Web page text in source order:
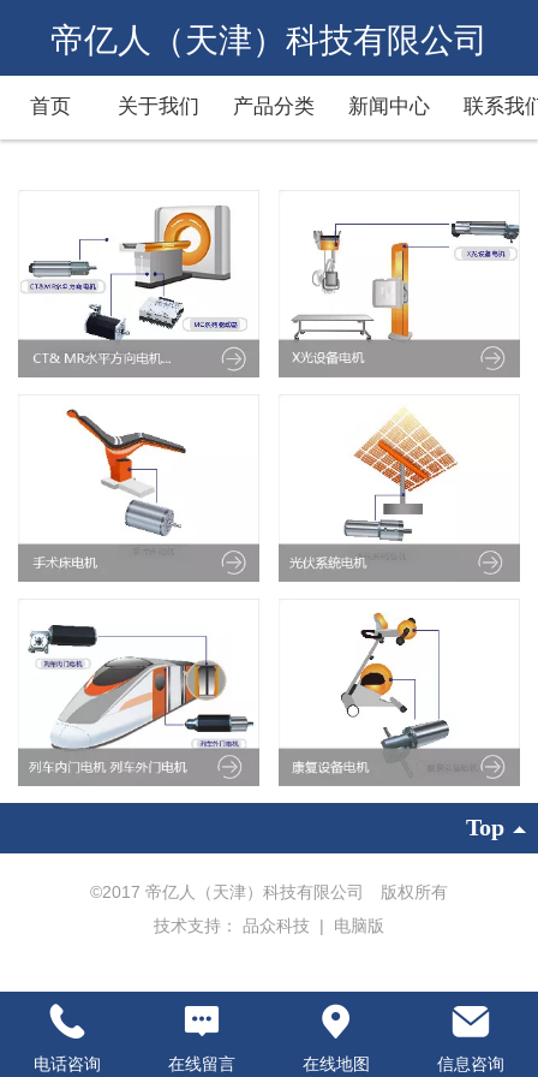
帝亿人（天津）科技有限公司
首页 关于我们 产品分类 新闻中心 联系我
Top
©2017 帝亿人（天津）科技有限公司 版权所有
技术支持： 品众科技 | 电脑版
电话咨询 在线留言 在线地图 信息咨询